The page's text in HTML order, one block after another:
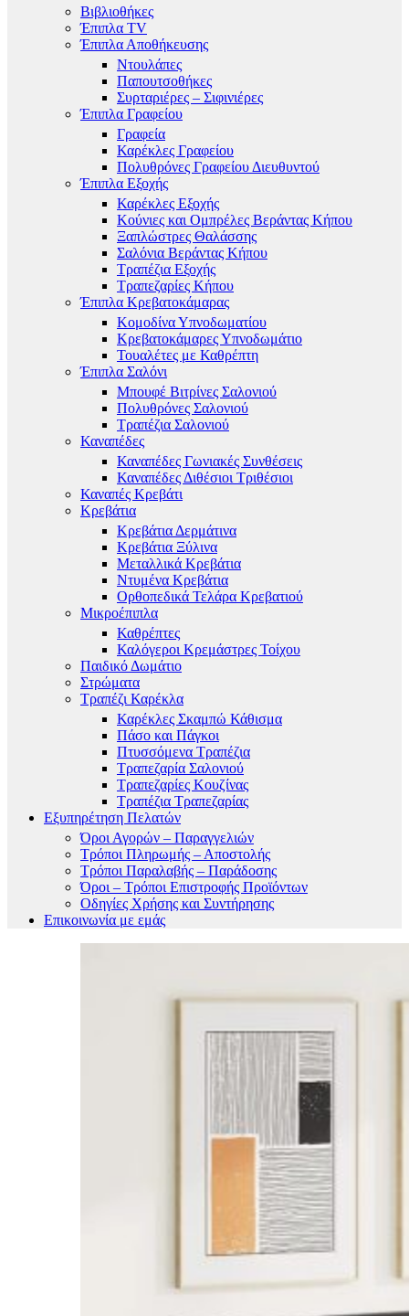
Βιβλιοθήκες
Έπιπλα TV
Έπιπλα Αποθήκευσης
Ντουλάπες
Παπουτσοθήκες
Συρταριέρες – Σιφινιέρες
Έπιπλα Γραφείου
Γραφεία
Καρέκλες Γραφείου
Πολυθρόνες Γραφείου Διευθυντού
Έπιπλα Εξοχής
Καρέκλες Εξοχής
Κούνιες και Ομπρέλες Βεράντας Κήπου
Ξαπλώστρες Θαλάσσης
Σαλόνια Βεράντας Κήπου
Τραπέζια Εξοχής
Τραπεζαρίες Κήπου
Έπιπλα Κρεβατοκάμαρας
Κομοδίνα Υπνοδωματίου
Κρεβατοκάμαρες Υπνοδωμάτιο
Τουαλέτες με Καθρέπτη
Έπιπλα Σαλόνι
Μπουφέ Βιτρίνες Σαλονιού
Πολυθρόνες Σαλονιού
Τραπέζια Σαλονιού
Καναπέδες
Καναπέδες Γωνιακές Συνθέσεις
Καναπέδες Διθέσιοι Τριθέσιοι
Καναπές Κρεβάτι
Κρεβάτια
Κρεβάτια Δερμάτινα
Κρεβάτια Ξύλινα
Μεταλλικά Κρεβάτια
Ντυμένα Κρεβάτια
Ορθοπεδικά Τελάρα Κρεβατιού
Μικροέπιπλα
Καθρέπτες
Καλόγεροι Κρεμάστρες Τοίχου
Παιδικό Δωμάτιο
Στρώματα
Τραπέζι Καρέκλα
Καρέκλες Σκαμπώ Κάθισμα
Πάσο και Πάγκοι
Πτυσσόμενα Τραπέζια
Τραπεζαρία Σαλονιού
Τραπεζαρίες Κουζίνας
Τραπέζια Τραπεζαρίας
Εξυπηρέτηση Πελατών
Όροι Αγορών – Παραγγελιών
Τρόποι Πληρωμής – Αποστολής
Τρόποι Παραλαβής – Παράδοσης
Όροι – Τρόποι Επιστροφής Προϊόντων
Οδηγίες Χρήσης και Συντήρησης
Επικοινωνία με εμάς